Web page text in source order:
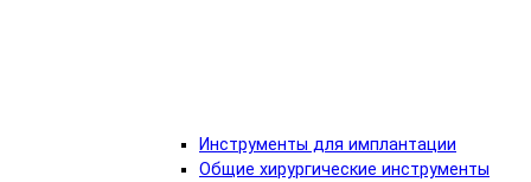
Инструменты для имплантации
Общие хирургические инструменты